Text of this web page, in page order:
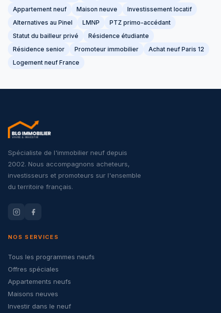
Appartement neuf
Maison neuve
Investissement locatif
Alternatives au Pinel
LMNP
PTZ primo-accédant
Statut du bailleur privé
Résidence étudiante
Résidence senior
Promoteur immobilier
Achat neuf Paris 12
Logement neuf France
Spécialiste de l'immobilier neuf depuis
2002. Nous accompagnons acheteurs,
investisseurs et promoteurs sur l'ensemble
du territoire français.
NOS SERVICES
Tous les programmes neufs
Offres spéciales
Appartements neufs
Maisons neuves
Investir dans le neuf